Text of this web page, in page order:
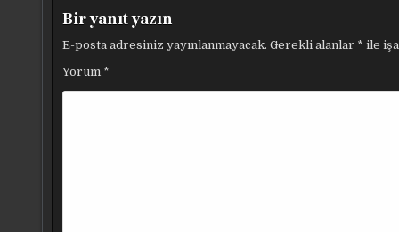
Bir yanıt yazın
E-posta adresiniz yayınlanmayacak. Gerekli alanlar * ile
Yorum *